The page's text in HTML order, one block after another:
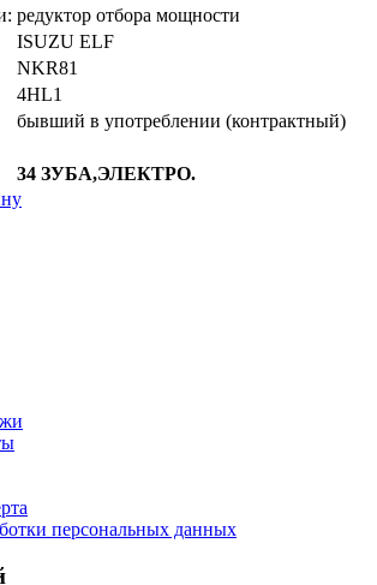
редуктор отбора мощности
ISUZU ELF
NKR81
4HL1
бывший в употреблении (контрактный)
34 ЗУБА,ЭЛЕКТРО.
персональных данных